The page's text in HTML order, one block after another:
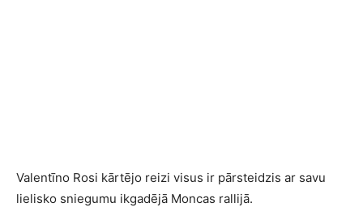
Valentīno Rosi kārtējo reizi visus ir pārsteidzis ar savu
lielisko sniegumu ikgadējā Moncas rallijā.